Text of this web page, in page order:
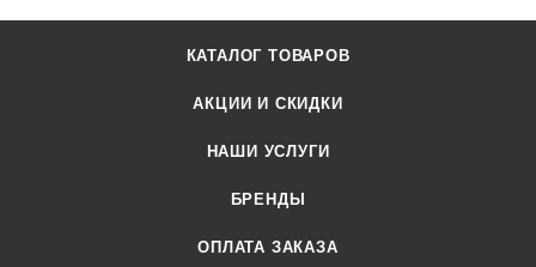
КАТАЛОГ ТОВАРОВ
АКЦИИ И СКИДКИ
НАШИ УСЛУГИ
БРЕНДЫ
ОПЛАТА ЗАКАЗА